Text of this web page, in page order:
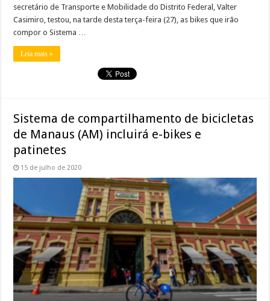
secretário de Transporte e Mobilidade do Distrito Federal, Valter
Casimiro, testou, na tarde desta terça-feira (27), as bikes que irão
compor o Sistema …
Leia mais »
Sistema de compartilhamento de bicicletas
de Manaus (AM) incluirá e-bikes e
patinetes
15 de julho de 2020